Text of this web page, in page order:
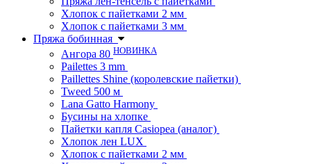
Хлопок с пайетками 2 мм
Хлопок с пайетками 3 мм
Пряжа бобинная
Ангора 80 НОВИНКА
Pailettes 3 mm
Paillettes Shine (королевские пайетки)
Tweed 500 м
Lana Gatto Harmony
Бусины на хлопке
Пайетки капля Casiopea (аналог)
Хлопок лен LUX
Хлопок с пайетками 2 мм